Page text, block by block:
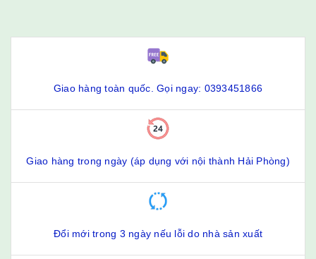
Giao hàng toàn quốc. Gọi ngay: 0393451866
Giao hàng trong ngày (áp dụng với nội thành Hải Phòng)
Đổi mới trong 3 ngày nếu lỗi do nhà sản xuất